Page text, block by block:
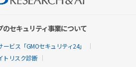
のセキュリティ事業について
ビス「GMOセキュリティ24」
トリスク診断